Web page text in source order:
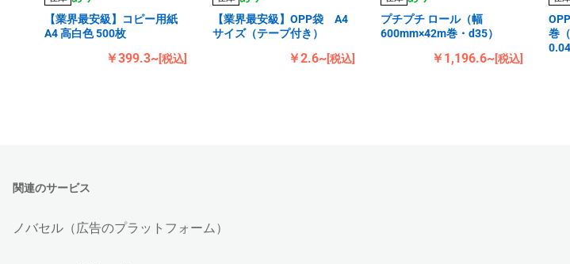
【業界最安級】コピー用紙
A4 高白色 500枚
￥399.3~[税込]
【業界最安級】OPP袋 A4
サイズ（テープ付き）
￥2.6~[税込]
プチプチ ロール（幅
600mm×42m巻・d35）
￥1,196.6~[税込]
巻
関連のサービス
ノバセル（広告のプラットフォーム）